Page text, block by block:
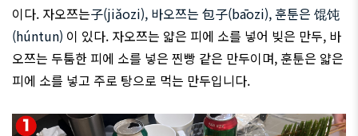
이다. 자오쯔는子(jiǎozi), 바오쯔는 包子(bāozi), 훈툰은 馄饨
(húntun) 이 있다. 자오쯔는 얇은 피에 소를 넣어 빚은 만두, 바
오쯔는 두툼한 피에 소를 넣은 찐빵 같은 만두이며, 훈툰은 얇은
피에 소를 넣고 주로 탕으로 먹는 만두입니다.